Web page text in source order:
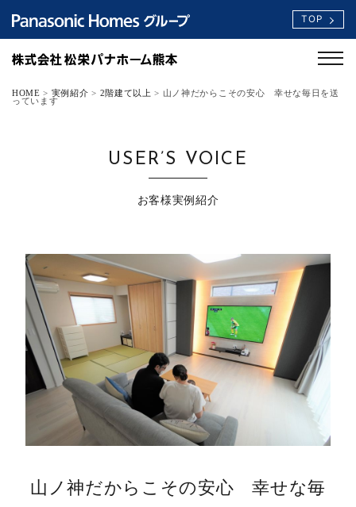
TOP
HOME > 実例紹介 > 2階建て以上 > 山ノ神だからこその安心 幸せな毎日を送
っています
USER’S VOICE
お客様実例紹介
山ノ神だからこその安心 幸せな毎